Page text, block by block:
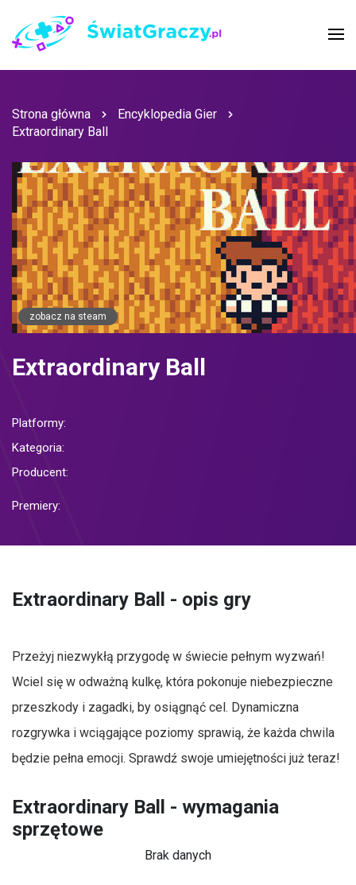
Strona główna
Encyklopedia Gier
Extraordinary Ball
zobacz na steam
Extraordinary Ball
Platformy:
Kategoria:
Producent:
Premiery:
Extraordinary Ball - opis gry
Przeżyj niezwykłą przygodę w świecie pełnym wyzwań!
Wciel się w odważną kulkę, która pokonuje niebezpieczne
przeszkody i zagadki, by osiągnąć cel. Dynamiczna
rozgrywka i wciągające poziomy sprawią, że każda chwila
będzie pełna emocji. Sprawdź swoje umiejętności już teraz!
Extraordinary Ball - wymagania
sprzętowe
Brak danych